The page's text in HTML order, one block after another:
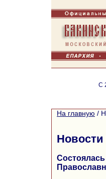
С
На главную /